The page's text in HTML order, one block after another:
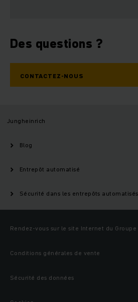
Des questions ?
CONTACTEZ-NOUS
Jungheinrich
Blog
Entrepôt automatisé
Sécurité dans les entrepôts
Rendez-vous sur le site Internet du Groupe
Conditions générales de vente
Sécurité des données